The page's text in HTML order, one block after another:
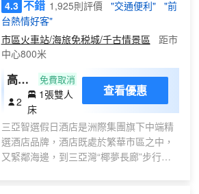
讓您邊看海景邊享受新鮮美味的佳餚。酒
店擁有高端裝修客房及套房，所有房間盡
賞三亞灣一線海景，外觀採用遊艇式錯層
設計，融入式園林景觀，由全球排行第五
的專業酒店設計公司YANG楊邦勝設計集
團、貝爾高林國際（香港）有限公司等國
際巨頭聯袂打造，是家庭度假和休閒旅遊
的優選入住之所。
4.3 不錯 1,925則評價 "交通便利"
"前
台熱情好客"
市區火車站/海旅免税城/千古情景區
距市
中心800米
高級
大床
免費取消
2
1張雙人
床
查看優惠
三亞智選假日酒店是洲際集團旗下中端精
選酒店品牌，酒店既處於繁華市區之中，
又緊鄰海邊，到三亞灣“椰夢長廊”步行僅